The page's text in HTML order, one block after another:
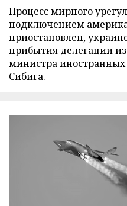
Процесс мирного
подключением
приостановлен,
прибытия делегации
министра
Сибига.